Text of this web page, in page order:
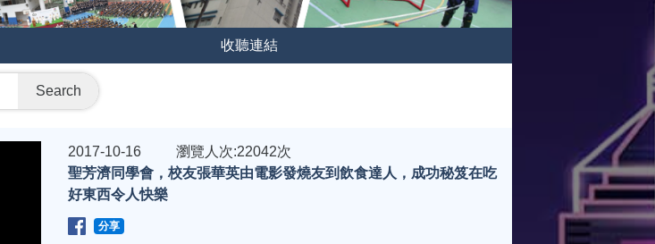
收聽連結
Search
2017-10-16
瀏覽人次:22042次
聖芳濟同學會，校友張華英由電影發燒友到飲食達人，成功秘笈在吃
好東西令人快樂
分享